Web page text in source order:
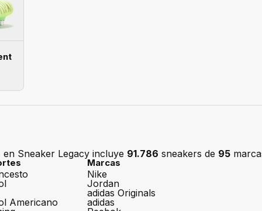
Sneaker Legacy incluye 91.786 sneakers de 95
Americano
Marcas
Nike
Jordan
adidas Originals
adidas